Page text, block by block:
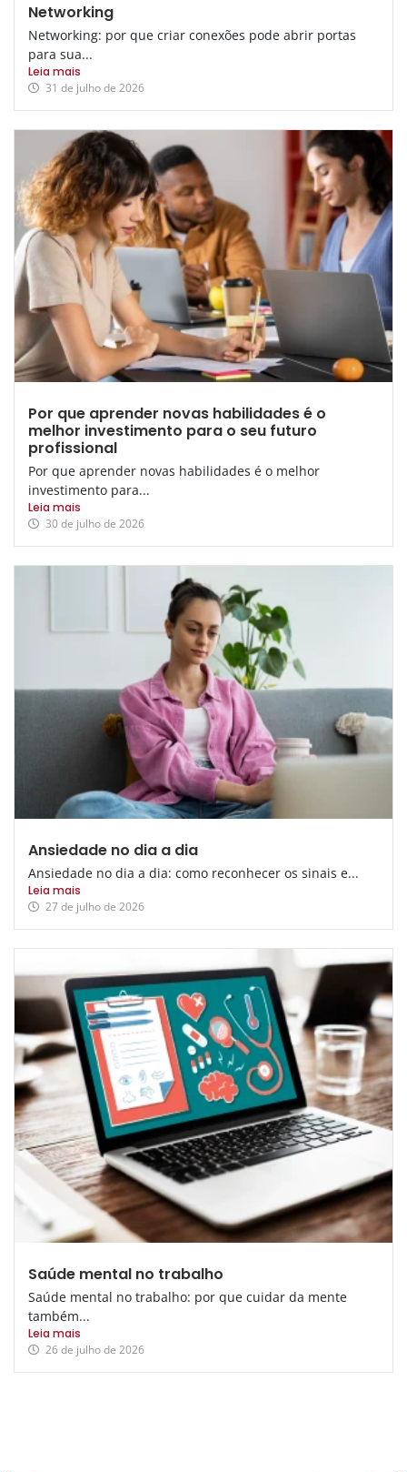
Networking
Networking: por que criar conexões pode abrir portas
para sua...
Leia mais
31 de julho de 2026
Por que aprender novas habilidades é o
melhor investimento para o seu futuro
profissional
Por que aprender novas habilidades é o melhor
investimento para...
Leia mais
30 de julho de 2026
Ansiedade no dia a dia
Ansiedade no dia a dia: como reconhecer os sinais e...
Leia mais
27 de julho de 2026
Saúde mental no trabalho
Saúde mental no trabalho: por que cuidar da mente
também...
Leia mais
26 de julho de 2026